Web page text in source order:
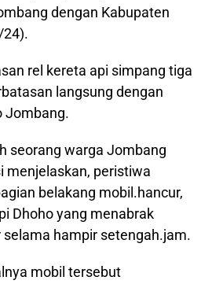
dengan Kabupaten
24).
rel kereta api simpang tiga
langsung dengan
Jombang.
seorang warga Jombang
menjelaskan, peristiwa
belakang mobil.hancur,
Dhoho yang menabrak
hampir setengah.jam.
mobil tersebut